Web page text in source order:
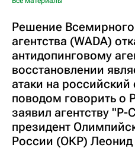
Решение
агентства (WADA)
антидопинговому
восстановлении
атаки на
поводом говорить о
заявил агентству
президент
России (ОКР) Леонид